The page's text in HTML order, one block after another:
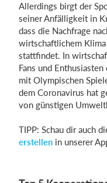
Allerdings birgt der
seiner Anfälligkeit in
dass die Nachfrage
wirtschaftlichem Klima
stattfindet. In
Fans und
mit Olympischen
dem Coronavirus hat
von günstigen
TIPP: Schau dir auch
erstellen in unserer